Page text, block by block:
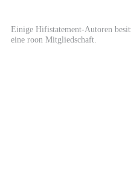
Einige Hifistatement-Autoren
eine roon Mitgliedschaft.